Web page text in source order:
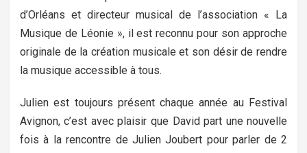
d’Orléans et directeur musical de l’association « La
Musique de Léonie », il est reconnu pour son approche
originale de la création musicale et son désir de rendre
la musique accessible à tous.
Julien est toujours présent chaque année au Festival
Avignon, c’est avec plaisir que David part une nouvelle
fois à la rencontre de Julien Joubert pour parler de 2